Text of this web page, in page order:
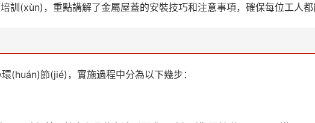
訓(xùn)，重點講解了金屬屋蓋的安裝技巧和注意事項，確保每位工人
(huán)節(jié)，實施過程中分為以下幾步：